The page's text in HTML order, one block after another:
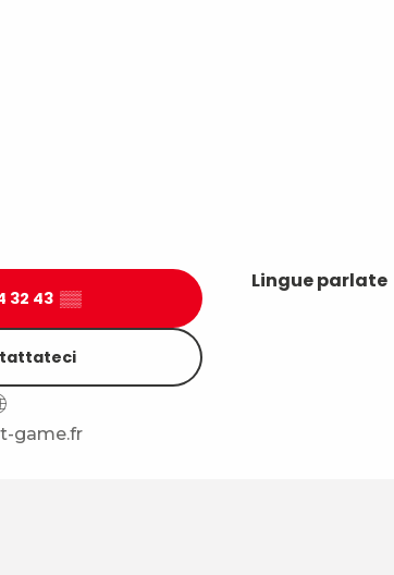
32 43 ▒▒
game.fr
Lingue parlate
Lingue parlate